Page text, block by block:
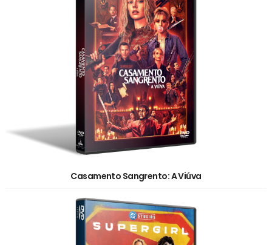
Casamento Sangrento: A Viúva